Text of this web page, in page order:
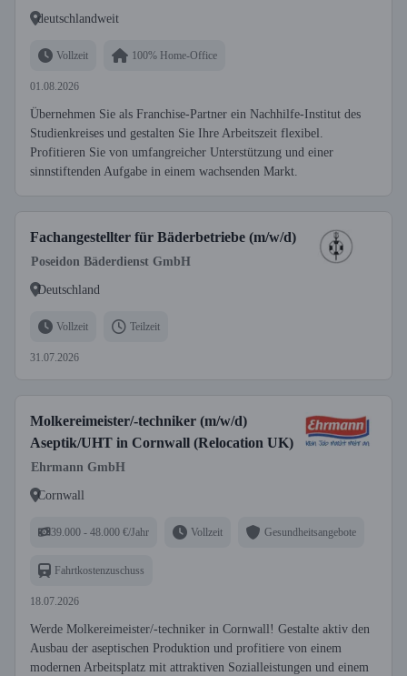
deutschlandweit
Vollzeit 100% Home-Office
01.08.2026
Übernehmen Sie als Franchise-Partner ein Nachhilfe-Institut des
Studienkreises und gestalten Sie Ihre Arbeitszeit flexibel.
Profitieren Sie von umfangreicher Unterstützung und einer
sinnstiftenden Aufgabe in einem wachsenden Markt.
Fachangestellter für Bäderbetriebe (m/w/d)
Poseidon Bäderdienst GmbH
Deutschland
Vollzeit Teilzeit
31.07.2026
Molkereimeister/-techniker (m/w/d)
Aseptik/UHT in Cornwall (Relocation UK)
Ehrmann GmbH
Cornwall
39.000 - 48.000 €/Jahr Vollzeit Gesundheitsangebote
Fahrtkostenzuschuss
18.07.2026
Werde Molkereimeister/-techniker in Cornwall! Gestalte aktiv den
Ausbau der aseptischen Produktion und profitiere von einem
modernen Arbeitsplatz mit attraktiven Sozialleistungen und einem